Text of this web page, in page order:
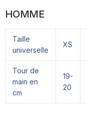
HOMME
Taille
universelle
XS
Tour de
main en
cm
19-
20